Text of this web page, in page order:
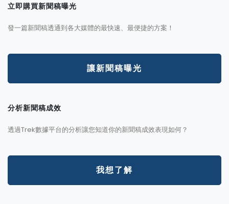
立即購買新聞稿曝光
發一篇新聞稿透通到各大媒體的最快速、最便捷的方案！
讓新聞稿曝光
分析新聞稿成效
透過Trek數據平台的分析讓您知道你的新聞稿成效表現如何？
我想了解